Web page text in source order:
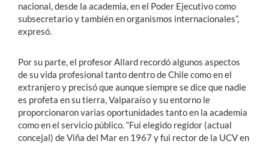
nacional, desde la academia, en el Poder Ejecutivo como
subsecretario y también en organismos internacionales”,
expresó.
Por su parte, el profesor Allard recordó algunos aspectos
de su vida profesional tanto dentro de Chile como en el
extranjero y precisó que aunque siempre se dice que nadie
es profeta en su tierra, Valparaíso y su entorno le
proporcionaron varias oportunidades tanto en la academia
como en el servicio público. “Fui elegido regidor (actual
concejal) de Viña del Mar en 1967 y fui rector de la UCV en